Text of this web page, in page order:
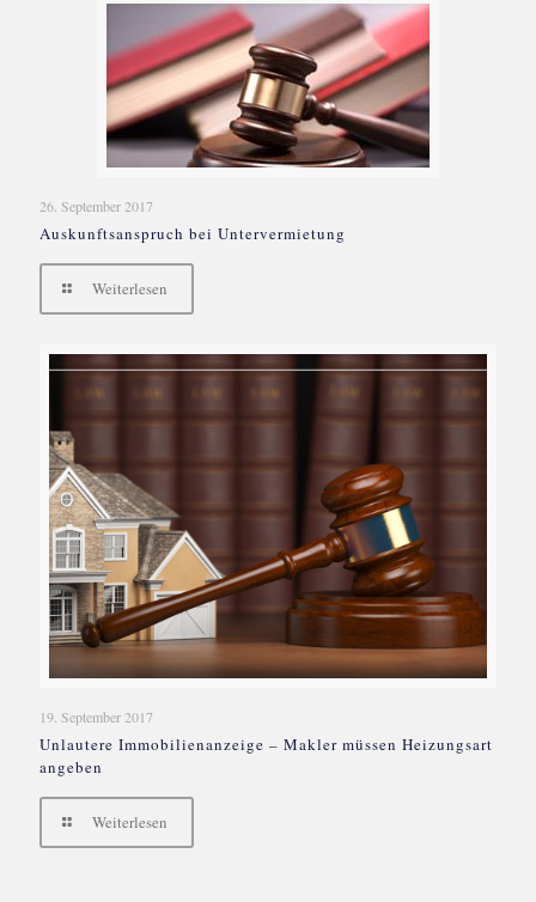
26. September 2017
Auskunftsanspruch bei Untervermietung
Weiterlesen
19. September 2017
Unlautere Immobilienanzeige – Makler müssen Heizungsart
angeben
Weiterlesen